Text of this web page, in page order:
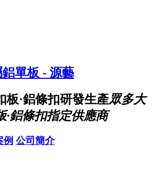
板·鋁條扣研發生產眾多大
·鋁條扣指定供應商
例 公司簡介